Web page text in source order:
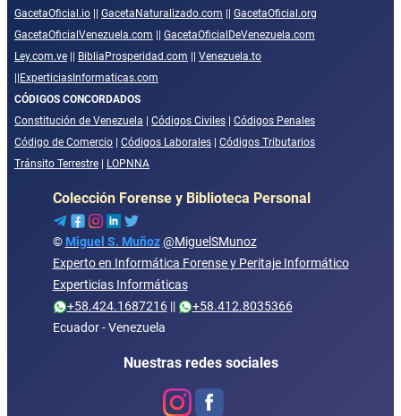
GacetaOficial.io
GacetaNaturalizado.com
GacetaOficial.org
GacetaOficialVenezuela.com
GacetaOficialDeVenezuela.com
Ley.com.ve
BibliaProsperidad.com
Venezuela.to
ExperticiasInformaticas.com
CÓDIGOS CONCORDADOS
Constitución de Venezuela
Códigos Civiles
Códigos Penales
Código de Comercio
Códigos Laborales
Códigos Tributarios
Tránsito Terrestre
LOPNNA
Colección Forense y Biblioteca Personal
© Miguel S. Muñoz @MiguelSMunoz
Experto en Informática Forense y Peritaje Informático
Experticias Informáticas
+58.424.1687216||
+58.412.8035366
Ecuador - Venezuela
Nuestras redes sociales